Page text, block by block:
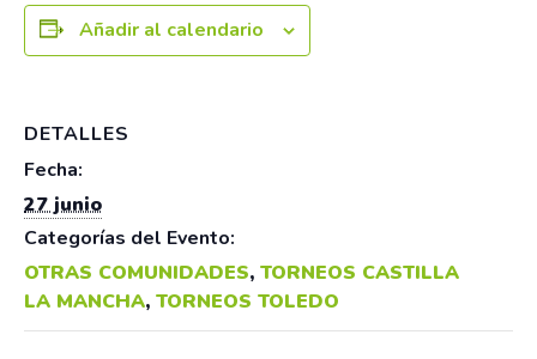
Añadir al calendario
DETALLES
Fecha:
27 junio
Categorías del Evento:
OTRAS COMUNIDADES, TORNEOS CASTILLA
LA MANCHA, TORNEOS TOLEDO